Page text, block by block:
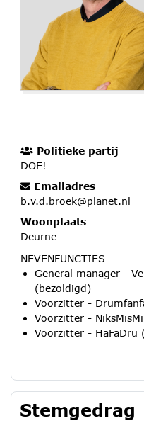
Politieke partij
DOE!
Emailadres
b.v.d.broek@planet.nl
Woonplaats
Deurne
NEVENFUNCTIES
General manager -
(bezoldigd)
Voorzitter -
Voorzitter -
Voorzitter - HaFaDru
Stemgedrag